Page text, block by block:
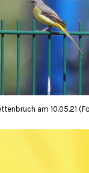
am 10.05.21